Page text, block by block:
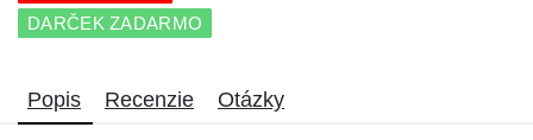
DARČEK ZADARMO
Popis Recenzie Otázky